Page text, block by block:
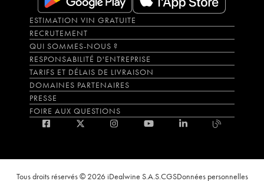
ESTIMATION VIN GRATUITE
RECRUTEMENT
QUI SOMMES-NOUS ?
RESPONSABILITÉ D'ENTREPRISE
TARIFS ET DÉLAIS DE LIVRAISON
DOMAINES PARTENAIRES
PRESSE
FOIRE AUX QUESTIONS
Tous droits réservés © 2026 iDealwine S.A.S.CGSDonnées personnelles